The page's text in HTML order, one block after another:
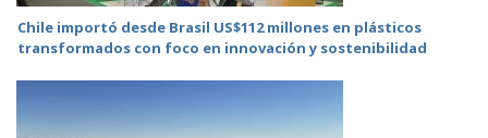
Chile importó desde Brasil US$112 millones en plásticos
transformados con foco en innovación y sostenibilidad